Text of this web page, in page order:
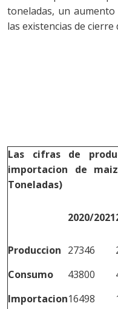
toneladas, un
las existencias de
Las cifras de
importacion de
Toneladas)
2020/2021
Produccion 27346
Consumo
43800
Importacion16498